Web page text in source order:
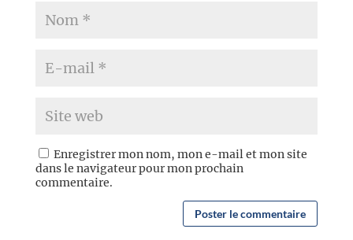
Enregistrer mon nom, mon e-mail et mon site
dans le navigateur pour mon prochain
commentaire.